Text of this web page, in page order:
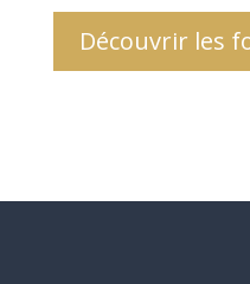
Découvrir les